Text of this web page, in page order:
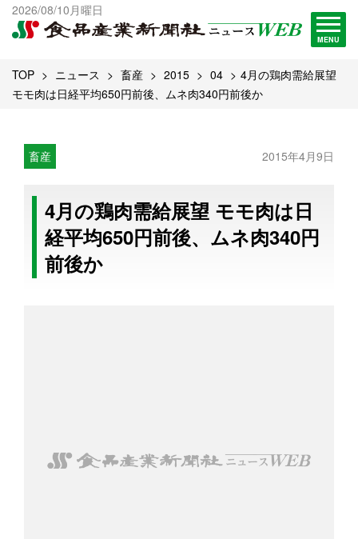
2026/08/10月曜日
MENU
出版物一覧へ
試読・購読申し込み
TOP ニュース 畜産 2015 04
4月の鶏肉需給展望
モモ肉は日経平均650円前後、ムネ肉340円前後か
畜産 2015年4月9日
4月の鶏肉需給展望 モモ肉は日
経平均650円前後、ムネ肉340円
前後か